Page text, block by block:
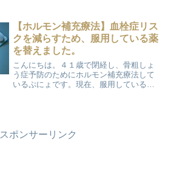
ってみることにしたんですが、お風呂上
りにただオールイン...
【ホルモン補充療法】血栓症リス
クを減らすため、服用している薬
を替えました。
こんにちは。４１歳で閉経し、骨粗しょ
う症予防のためにホルモン補充療法して
いるぷにょです。現在、服用している薬
スポンサーリンク